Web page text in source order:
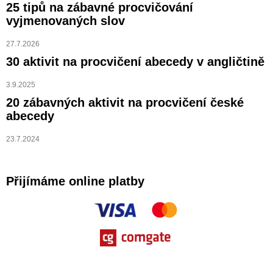
25 tipů na zábavné procvičování
vyjmenovaných slov
27.7.2026
30 aktivit na procvičení abecedy v angličtině
3.9.2025
20 zábavných aktivit na procvičení české
abecedy
23.7.2024
Přijímáme online platby